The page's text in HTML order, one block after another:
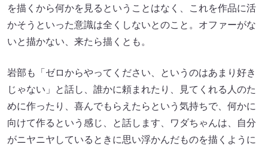
を描くから何かを見るということはなく、これを作品に活
かそうといった意識は全くしないとのこと。オファーがな
いと描かない、来たら描くとも。
岩部も「ゼロからやってください、というのはあまり好き
じゃない」と話し、誰かに頼まれたり、見てくれる人のた
めに作ったり、喜んでもらえたらという気持ちで、何かに
向けて作るという感じ、と話します、ワダちゃんは、自分
がニヤニヤしているときに思い浮かんだものを描くように